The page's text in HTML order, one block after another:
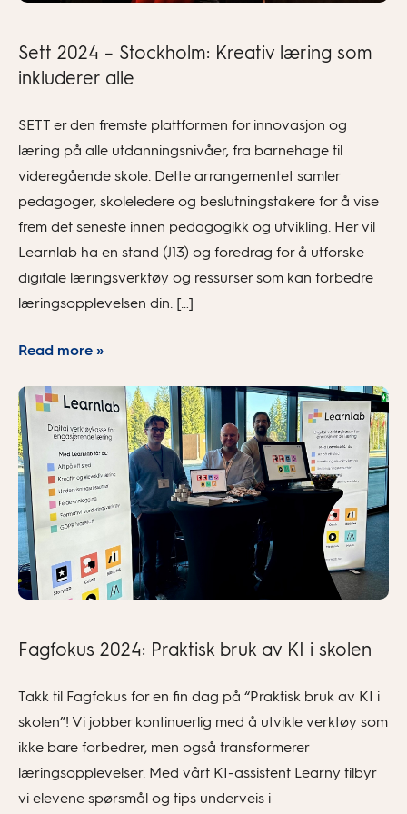
Sett 2024 – Stockholm: Kreativ læring som
inkluderer alle
SETT er den fremste plattformen for innovasjon og
læring på alle utdanningsnivåer, fra barnehage til
videregående skole. Dette arrangementet samler
pedagoger, skoleledere og beslutningstakere for å vise
frem det seneste innen pedagogikk og utvikling. Her vil
Learnlab ha en stand (J13) og foredrag for å utforske
digitale læringsverktøy og ressurser som kan forbedre
læringsopplevelsen din. […]
Read more »
Fagfokus 2024: Praktisk bruk av KI i skolen
Takk til Fagfokus for en fin dag på “Praktisk bruk av KI i
skolen”! Vi jobber kontinuerlig med å utvikle verktøy som
ikke bare forbedrer, men også transformerer
læringsopplevelser. Med vårt KI-assistent Learny tilbyr
vi elevene spørsmål og tips underveis i